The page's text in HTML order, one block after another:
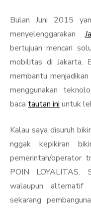
Bulan Juni 2015
menyelenggarakan
bertujuan mencari
mobilitas di Jakarta.
membantu
menggunakan
baca tautan ini untuk
Kalau saya disuruh
nggak kepikiran
pemerintah/operator
POIN LOYALITAS.
walaupun alternatif
sekarang